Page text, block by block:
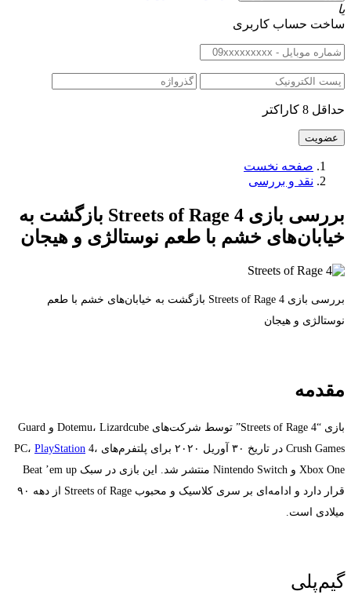
یا
ساخت حساب کاربری
حداقل 8 کاراکتر
صفحه نخست
نقد و بررسی
بررسی بازی Streets of Rage 4 بازگشت به
خیابان‌های خشم با طعم نوستالژی و هیجان
بررسی بازی Streets of Rage 4 بازگشت به خیابان‌های خشم با طعم
نوستالژی و هیجان
مقدمه
بازی “Streets of Rage 4” توسط شرکت‌های Dotemu، Lizardcube و Guard
Crush Games در تاریخ ۳۰ آوریل ۲۰۲۰ برای پلتفرم‌های PC،
PlayStation 4،
Xbox One و Nintendo Switch منتشر شد. این بازی در سبک Beat ’em up
قرار دارد و ادامه‌ای بر سری کلاسیک و محبوب Streets of Rage از دهه ۹۰
میلادی است.
گیم‌پلی